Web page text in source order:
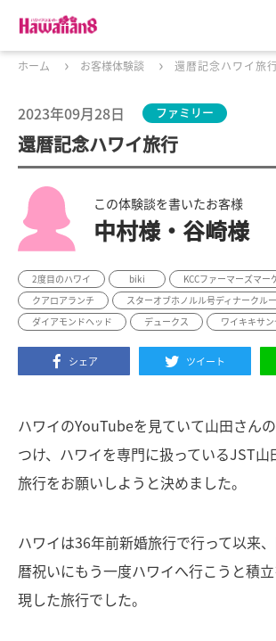
ホーム お客様体験談 還暦記念ハワイ旅
2023年09月28日 ファミリー
還暦記念ハワイ旅行
この体験談を書いたお客様
中村様・谷崎様
2度目のハワイ biki
KCCファーマーズマー
クアロアランチ
スターオブホノルル号ディナークル
ダイアモンドヘッド
デュークス ワイキキサ
シェア ツイート
ハワイのYouTubeを見ていて山田さん
つけ、ハワイを専門に扱っているJST山
旅行をお願いしようと決めました。
ハワイは36年前新婚旅行で行って以来
暦祝いにもう一度ハワイへ行こうと積
現した旅行でした。